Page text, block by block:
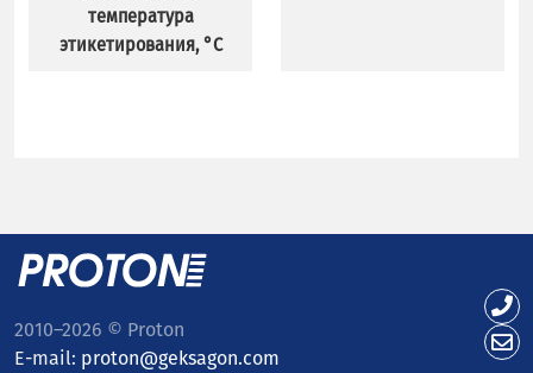
температура
этикетирования, °C
2010–2026 © Proton
E-mail: proton@geksagon.com